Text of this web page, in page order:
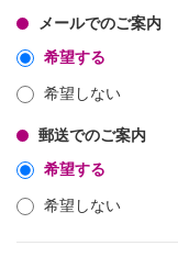
メールでのご案内
希望する
希望しない
郵送でのご案内
希望する
希望しない